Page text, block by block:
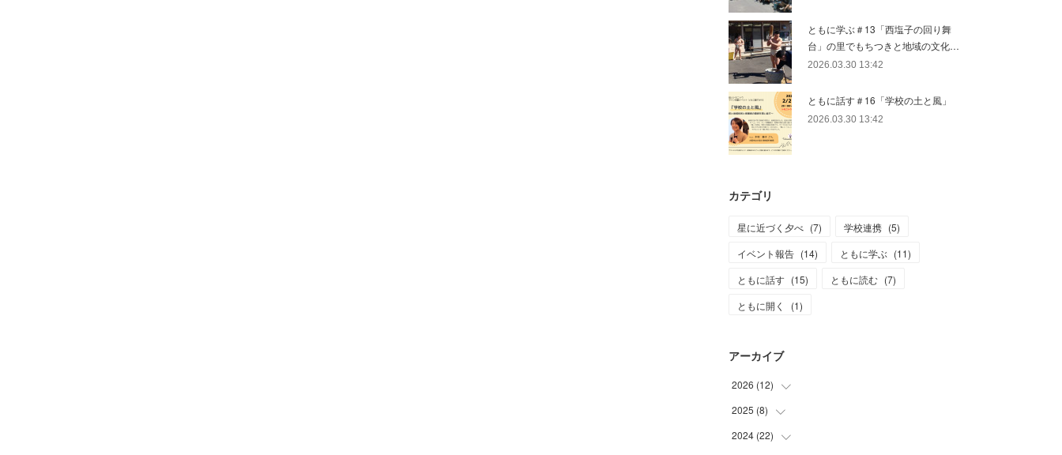
ともに学ぶ＃13「西塩子の回り舞
台」の里でもちつきと地域の文化…
2026.03.30 13:42
ともに話す＃16「学校の土と風」
2026.03.30 13:42
カテゴリ
星に近づく夕べ (7) 学校連携 (5)
イベント報告 (14) ともに学ぶ (11)
ともに話す (15) ともに読む (7)
ともに開く
(1)
アーカイブ
2026 (12)
(
)
(3
2025 (8)
(1
2024 (22)